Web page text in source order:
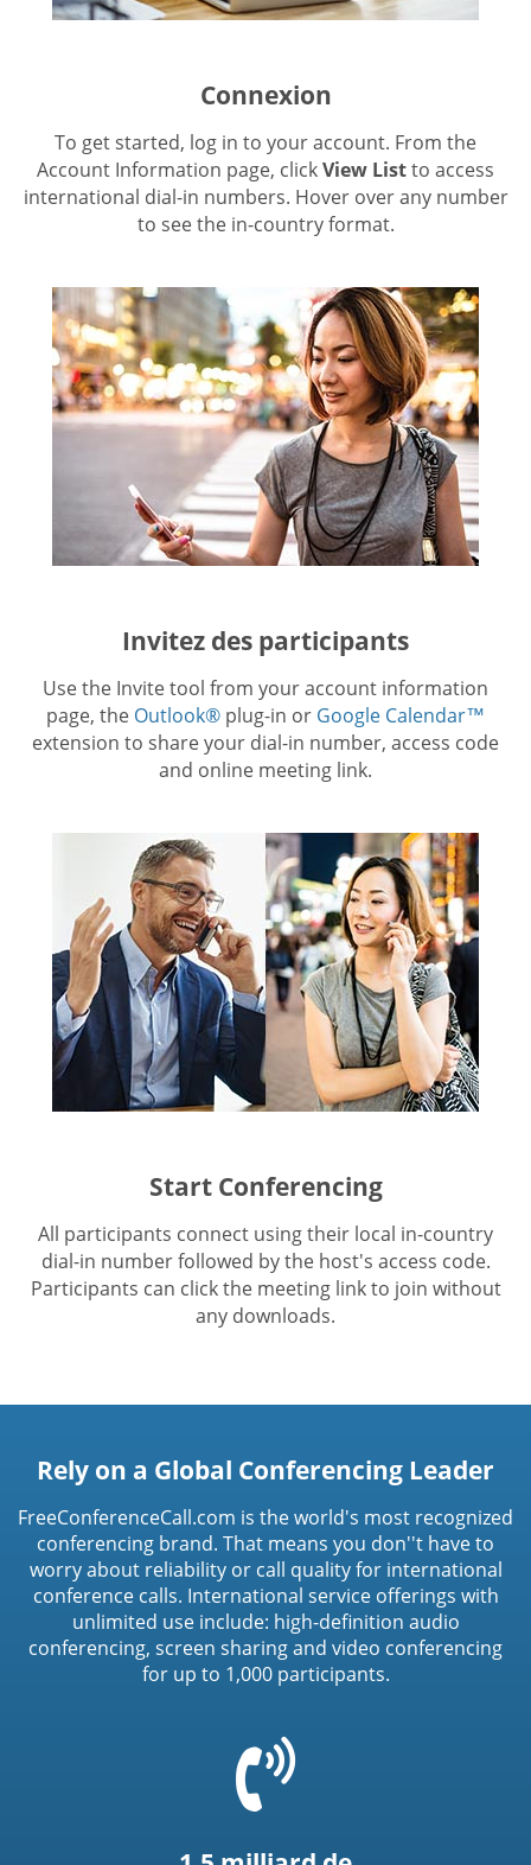
Connexion
To get started, log in to your account. From the
Account Information page, clickView Listto access
international dial-in numbers. Hover over any number
to see the in-country format.
Invitez des participants
Use the Invite tool from your account information
page, the Outlook® plug-in or Google Calendar™
extension to share your dial-in number, access code
and online meeting link.
Start Conferencing
All participants connect using their local in-country
dial-in number followed by the host's access code.
Participants can click the meeting link to join without
any downloads.
Rely on a Global Conferencing Leader
FreeConferenceCall.com is the world's most recognized
conferencing brand. That means you don''t have to
worry about reliability or call quality for international
conference calls. International service offerings with
unlimited use include: high-definition audio
conferencing, screen sharing and video conferencing
for up to 1,000 participants.
t('common.phone_icon')